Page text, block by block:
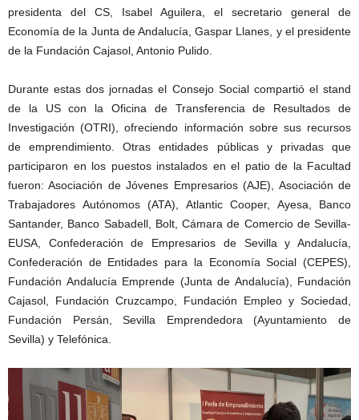
presidenta del CS, Isabel Aguilera, el secretario general de
Economía de la Junta de Andalucía, Gaspar Llanes, y el presidente
de la Fundación Cajasol, Antonio Pulido.
Durante estas dos jornadas el Consejo Social compartió el stand
de la US con la Oficina de Transferencia de Resultados de
Investigación (OTRI), ofreciendo información sobre sus recursos
de emprendimiento. Otras entidades públicas y privadas que
participaron en los puestos instalados en el patio de la Facultad
fueron: Asociación de Jóvenes Empresarios (AJE), Asociación de
Trabajadores Autónomos (ATA), Atlantic Cooper, Ayesa, Banco
Santander, Banco Sabadell, Bolt, Cámara de Comercio de Sevilla-
EUSA, Confederación de Empresarios de Sevilla y Andalucía,
Confederación de Entidades para la Economía Social (CEPES),
Fundación Andalucía Emprende (Junta de Andalucía), Fundación
Cajasol, Fundación Cruzcampo, Fundación Empleo y Sociedad,
Fundación Persán, Sevilla Emprendedora (Ayuntamiento de
Sevilla) y Telefónica.